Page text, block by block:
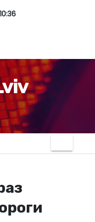
10:36